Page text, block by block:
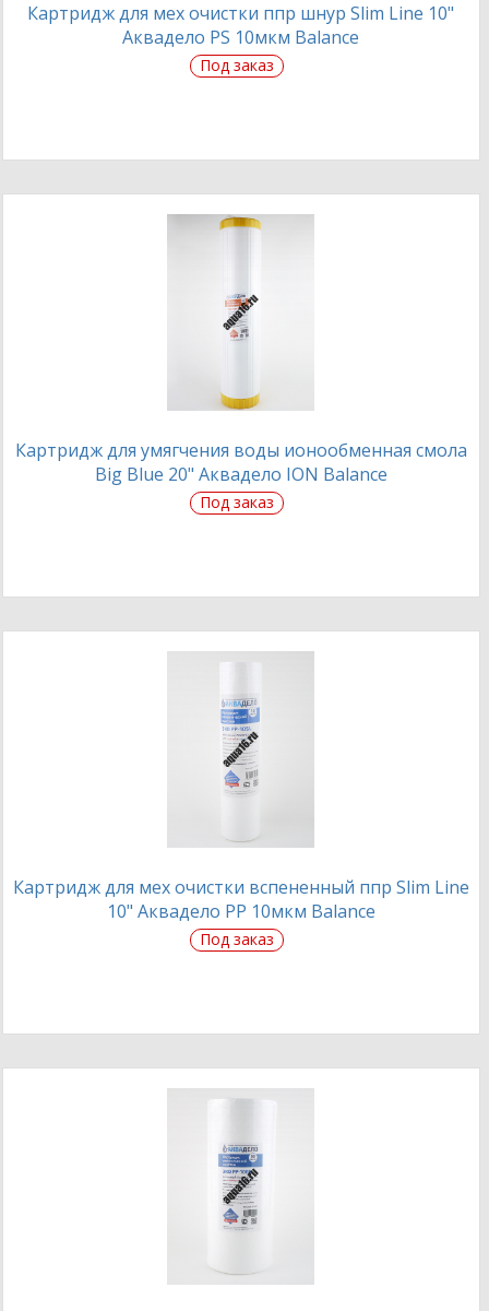
Картридж для мех очистки ппр шнур Slim Line 10"
Аквадело PS 10мкм Balance
Под заказ
Картридж для умягчения воды ионообменная смола
Big Blue 20" Аквадело ION Balance
Под заказ
Картридж для мех очистки вспененный ппр Slim Line
10" Аквадело PP 10мкм Balance
Под заказ